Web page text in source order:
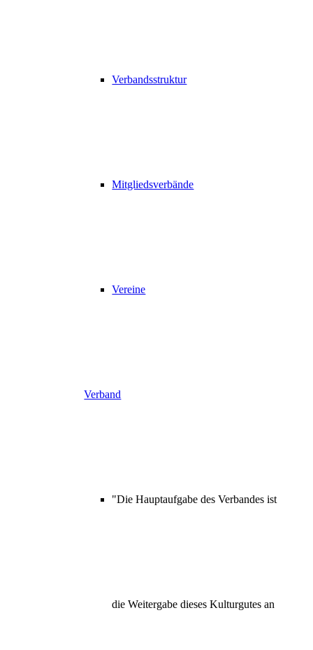
Verbandsstruktur
Mitgliedsverbände
Vereine
Verband
"Die Hauptaufgabe des Verbandes ist
die Weitergabe dieses Kulturgutes an